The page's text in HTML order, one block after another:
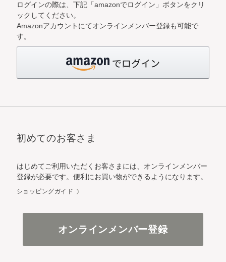
ログインの際は、下記「amazonでログイン」ボタンをクリ
ックしてください。
Amazonアカウントにてオンラインメンバー登録も可能で
す。
初めてのお客さま
はじめてご利用いただくお客さまには、オンラインメンバー
登録が必要です。便利にお買い物ができるようになります。
ショッピングガイド
オンラインメンバー登録